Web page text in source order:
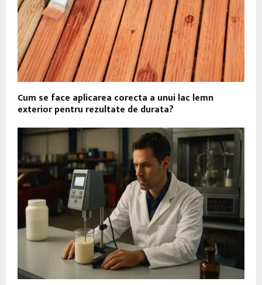
Cum se face aplicarea corecta a unui lac lemn
exterior pentru rezultate de durata?